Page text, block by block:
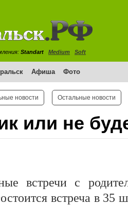
Standart Medium Soft
Афиша Фото
новости Остальные новости
или не
встречи с
встреча в 35